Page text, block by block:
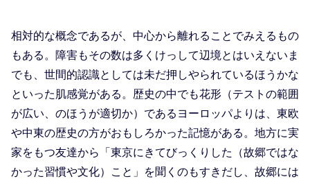
相対的な概念であるが、中心から離れることでみえるもの
もある。障害もその数は多くけっして辺境とはいえないま
でも、世間的認識としては未だ押しやられているほうかな
といった肌感覚がある。歴史の中でも花形（テストの範囲
が広い、のほうが適切か）であるヨーロッパよりは、東欧
や中東の歴史の方がおもしろかった記憶がある。地方に実
家をもつ友達から「東京にきてびっくりした（故郷ではな
かった習慣や文化）こと」を聞くのもすきだし、故郷には